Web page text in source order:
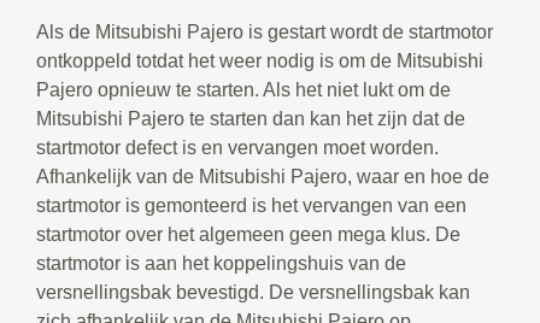
Als de Mitsubishi Pajero is gestart wordt de startmotor
ontkoppeld totdat het weer nodig is om de Mitsubishi
Pajero opnieuw te starten. Als het niet lukt om de
Mitsubishi Pajero te starten dan kan het zijn dat de
startmotor defect is en vervangen moet worden.
Afhankelijk van de Mitsubishi Pajero, waar en hoe de
startmotor is gemonteerd is het vervangen van een
startmotor over het algemeen geen mega klus. De
startmotor is aan het koppelingshuis van de
versnellingsbak bevestigd. De versnellingsbak kan